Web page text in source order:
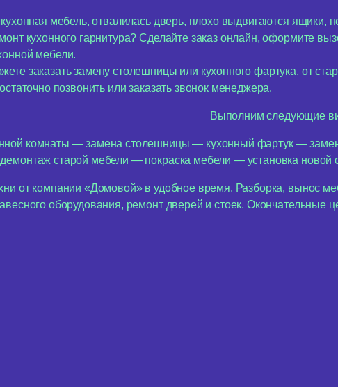
мебель, отвалилась дверь, плохо выдвигаются ящики,
кухонного гарнитура? Сделайте заказ онлайн, оформите
мебели.
заказать замену столешницы или кухонного фартука, от
позвонить или заказать звонок менеджера.
Выполним следующие
комнаты — замена столешницы — кухонный фартук —
старой мебели — покраска мебели — установка новой
от компании «Домовой» в удобное время. Разборка, вынос
оборудования, ремонт дверей и стоек.